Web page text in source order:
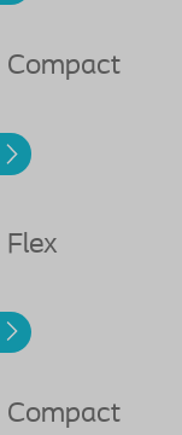
Compact
Flex
Compact